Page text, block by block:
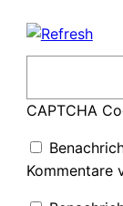
CAPTCHA
Kommentare